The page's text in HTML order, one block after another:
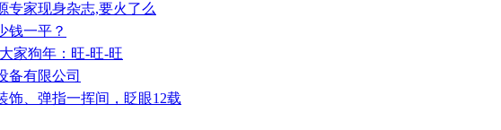
专家现身杂志,要火了么
钱一平？
家狗年：旺-旺-旺
备有限公司
饰、弹指一挥间，眨眼12载